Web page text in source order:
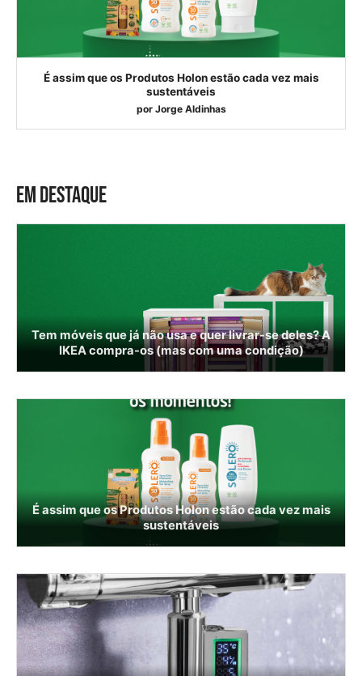
É assim que os Produtos Holon estão cada vez mais
sustentáveis
por Jorge Aldinhas
EM DESTAQUE
Tem móveis que já não usa e quer livrar-se deles? A
IKEA compra-os (mas com uma condição)
É assim que os Produtos Holon estão cada vez mais
sustentáveis